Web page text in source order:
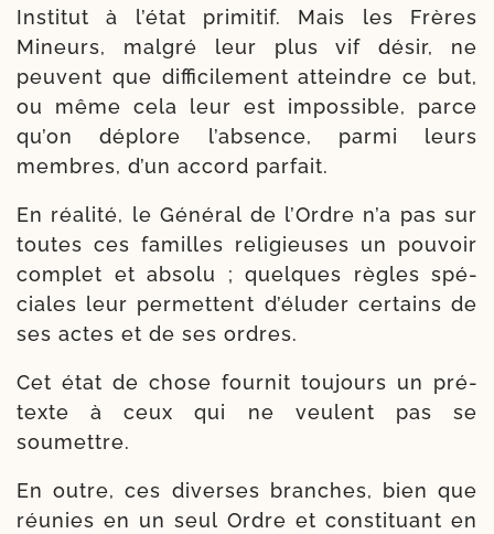
Institut à l’état pri­mi­tif. Mais les Frères
Mineurs, mal­gré leur plus vif désir, ne
peuvent que dif­fi­ci­le­ment atteindre ce but,
ou même cela leur est impos­sible, parce
qu’on déplore l’ab­sence, par­mi leurs
membres, d’un accord parfait.
En réa­li­té, le Général de l’Ordre n’a pas sur
toutes ces familles reli­gieuses un pou­voir
com­plet et abso­lu ; quelques règles spé­
ciales leur per­mettent d’éluder cer­tains de
ses actes et de ses ordres.
Cet état de chose four­nit tou­jours un pré­
texte à ceux qui ne veulent pas se
soumettre.
En outre, ces diverses branches, bien que
réunies en un seul Ordre et consti­tuant en